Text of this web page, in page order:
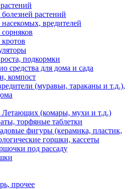
растений
насекомых, вредителей
подкормки
средства для дома и сада
компост
(муравьи, тараканы и т.д.),
Летающих (комары, мухи и т.д.)
торфяные таблетки
фигуры (керамика, пластик,
горшки, кассеты
под рассаду
прочее